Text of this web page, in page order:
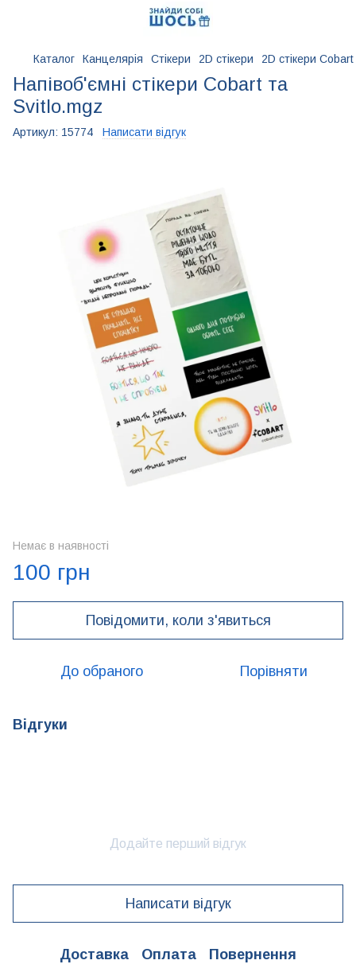
Каталог Канцелярія Стікери 2D стікери 2D стікери
Напівоб'ємні стікери Cobart та
Svitlo.mgz
Артикул: 15774 Написати відгук
Немає в наявності
100 грн
Повідомити, коли з'явиться
До обраного Порівняти
Відгуки
Додайте перший відгук
Написати відгук
Доставка Оплата Повернення